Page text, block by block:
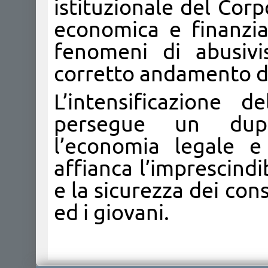
istituzionale del
economica e
fenomeni di
corretto andamento
L’intensificazione
persegue un
l’economia legale
affianca
e la sicurezza dei
ed i giovani.